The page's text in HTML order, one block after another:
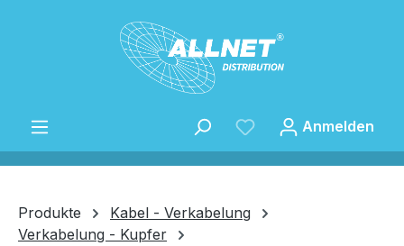
Zum Hauptinhalt springen
Anmelden
Produkte
Kabel - Verkabelung
Verkabelung - Kupfer